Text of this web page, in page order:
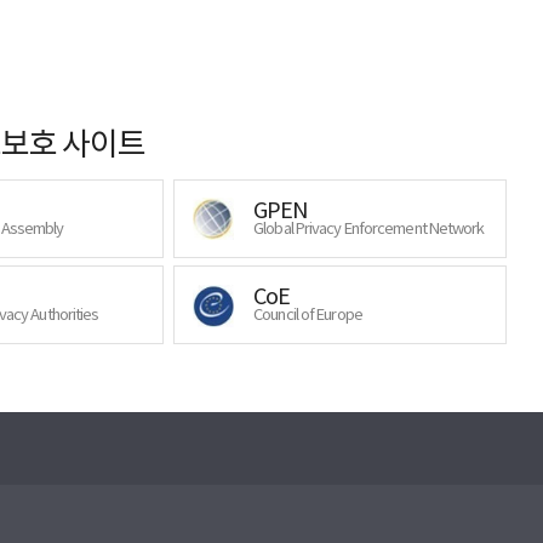
호 사이트
GPEN
Global Privacy Enforcement Network
Authorities
CoE
Council of Europe